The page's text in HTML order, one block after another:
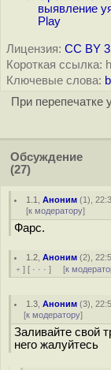
выявление
Play
Лицензия: CC BY
Короткая ссылка:
Ключевые слова:
При перепечатке
Обсуждение
(27)
1.1 ,Аноним (1),
[к модератору]
Фарс.
1.2 ,Аноним (2),
﹢ ] [ · · · ] [к
1.3 ,Аноним (3),
[к модератору]
Заливайте свой
него жалуйтесь